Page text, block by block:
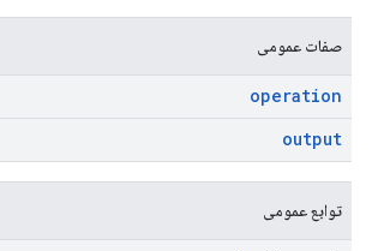
صفات عمومی
operation
output
توابع عمومی